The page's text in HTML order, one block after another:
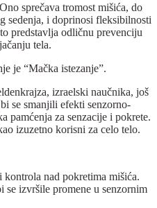
sprečava tromost mišića, do
sedenja, i doprinosi fleksibilnosti
predstavlja odličnu prevenciju
tela.
je “Mačka istezanje”.
izraelski naučnika, još
se smanjili efekti senzorno-
pamćenja za senzacije i pokrete.
izuzetno korisni za celo telo.
kontrola nad pokretima mišića.
se izvršile promene u senzornim